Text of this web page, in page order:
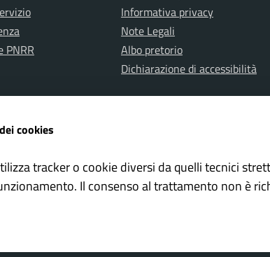
PNRR
Informativa privacy
Note Legali
Albo pretorio
Dichiarazione di accessibilità
Locale Whistleblowing – Segnalazioni
Marittima è un progetto realizzato da
cookies
tracker o cookie diversi da quelli tecnici
Il consenso al trattamento non è